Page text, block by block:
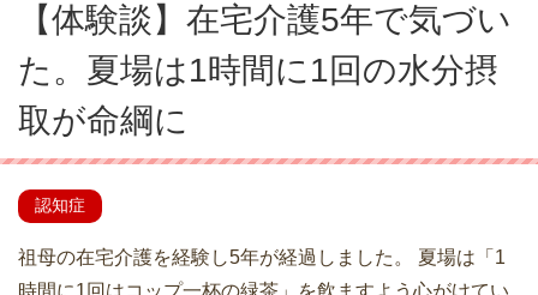
【体験談】在宅介護5年で気づい
た。夏場は1時間に1回の水分摂
取が命綱に
認知症
祖母の在宅介護を経験し5年が経過しました。 夏場は「1
時間に1回はコップ一杯の緑茶」を飲ますよう心がけてい